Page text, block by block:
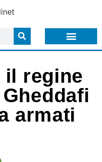
regine
armati